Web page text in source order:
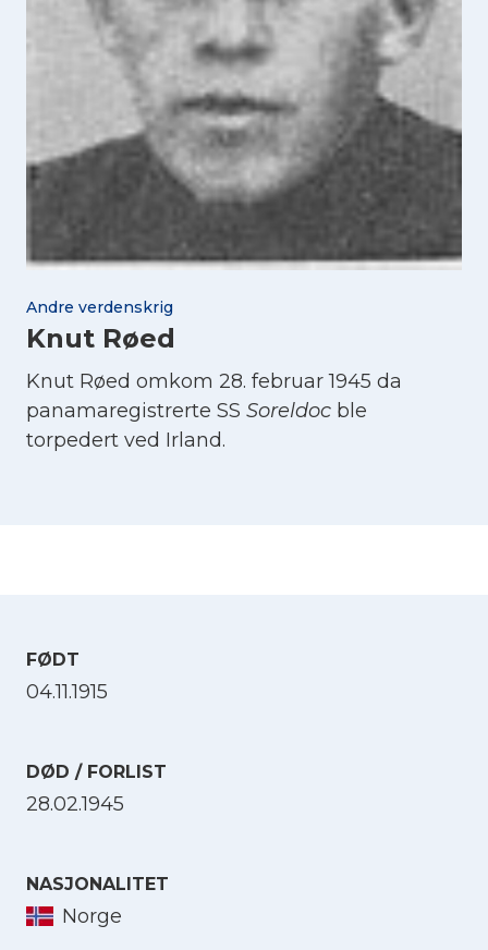
Andre verdenskrig
Knut Røed
Knut Røed omkom 28. februar 1945 da
panamaregistrerte SS Soreldoc ble
torpedert ved Irland.
FØDT
04.11.1915
DØD / FORLIST
28.02.1945
NASJONALITET
Norge